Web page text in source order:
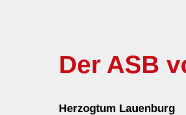
Der ASB
Herzogtum Lauenburg